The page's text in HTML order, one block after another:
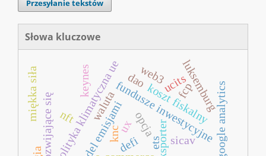
Przesyłanie tekstów
Słowa kluczowe
fundusze inwestycyjne
eksporter
ux google analytics
handel emisjami ets
polityka klimatyczna ue koszt fiskalny
opcja
nft waluta luksemburg
ucits
sicav
fcp
dao
keynes
kncdefi
miękka siła web3